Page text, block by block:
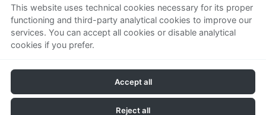
Quienes somos
Empresa
Ayuda
Condiciones generales
Política de privacidad
Política de cookies
This website uses technical cookies necessary for its proper
functioning and third-party analytical cookies to improve our
services. You can accept all cookies or disable analytical
cookies if you prefer.
Accept all
Reject all